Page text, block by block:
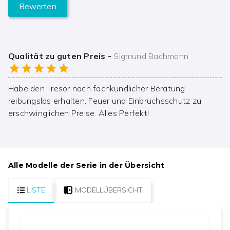
Bewerten
Qualität zu guten Preis - Sigmund Bachmann
Habe den Tresor nach fachkundlicher Beratung
reibungslos erhalten. Feuer und Einbruchsschutz zu
erschwinglichen Preise. Alles Perfekt!
Alle Modelle der Serie in der Übersicht
LISTE MODELLÜBERSICHT